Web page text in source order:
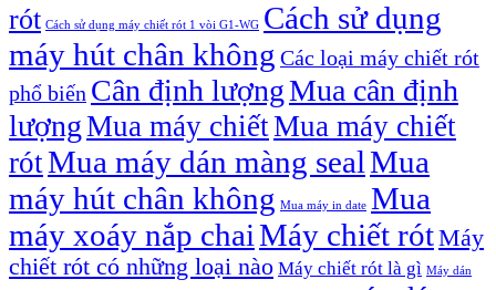
rót Cách sử dụng máy chiết rót 1 vòi G1-WG Cách sử dụng
máy hút chân không Các loại máy chiết rót
phổ biến Cân định lượngMua cân định
lượngMua máy chiếtMua máy chiết
rótMua máy dán màng sealMua
máy hút chân không Mua máy in date Mua
máy xoáy nắp chaiMáy chiết rótMáy
chiết rót có những loại nào Máy chiết rót là gì Máy dán